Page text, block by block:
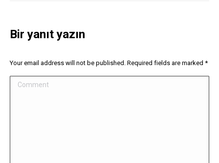
Bir yanıt yazın
Your email address will not be published. Required fields are marked *
Comment